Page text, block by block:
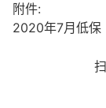
附件:
2020年7月低保